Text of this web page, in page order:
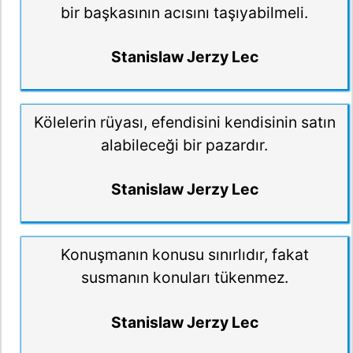
bir başkasının acısını taşıyabilmeli.
Stanislaw Jerzy Lec
Kölelerin rüyası, efendisini kendisinin satın
alabileceği bir pazardır.
Stanislaw Jerzy Lec
Konuşmanın konusu sınırlıdır, fakat
susmanın konuları tükenmez.
Stanislaw Jerzy Lec